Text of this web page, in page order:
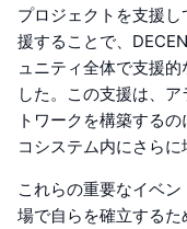
プロジェクトを支援
援することで、
ュニティ全体で支援
した。この支援は、
トワークを構築する
コシステム内にさらに
これらの重要なイベ
場で自らを確立する